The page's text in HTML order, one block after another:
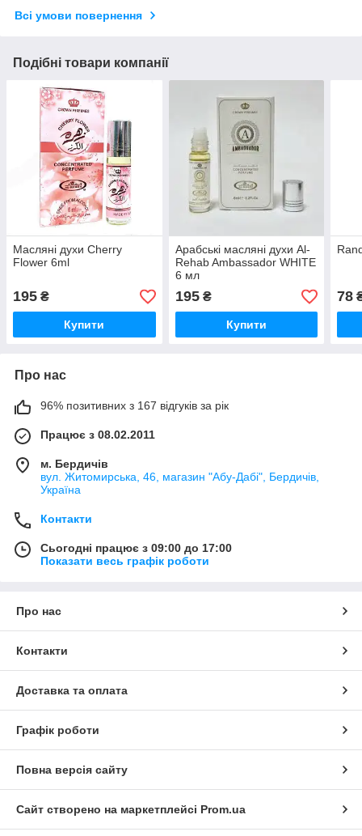
Всі умови повернення
Подібні товари компанії
Масляні духи Cherry
Flower 6ml
195 ₴
Купити
Арабські масляні духи Al-
Rehab Ambassador WHITE
6 мл
195₴
Купити
78
Про нас
96% позитивних з 167 відгуків за рік
Працює з 08.02.2011
м. Бердичів
вул. Житомирська, 46, магазин "Абу-Дабі", Бердичів,
Україна
Контакти
Сьогодні працює з 09:00 до 17:00
Показати весь графік роботи
Про нас
Контакти
Доставка та оплата
Графік роботи
Повна версія сайту
Сайт створено на маркетплейсі Prom.ua